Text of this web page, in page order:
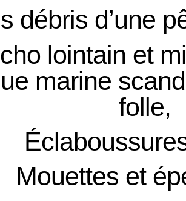
débris d’une
lointain et
marine s
folle,
Mouettes et